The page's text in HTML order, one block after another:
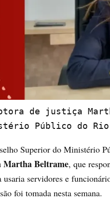
de justiça
Público do Rio
Superior do Ministério
Martha Beltrame, que
usaria servidores e
foi tomada nesta semana.